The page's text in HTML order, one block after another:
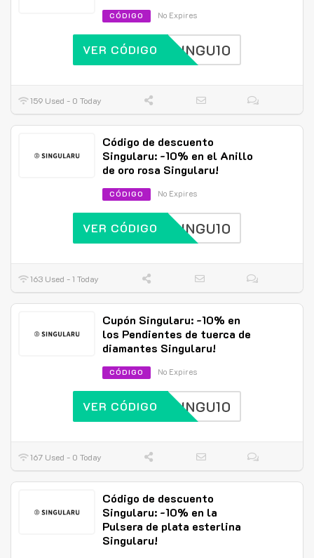
CÓDIGO No Expires
SINGU10
VER CÓDIGO
159 Used - 0 Today
Código de descuento
Singularu: -10% en el Anillo
de oro rosa Singularu!
CÓDIGO No Expires
SINGU10
VER CÓDIGO
163 Used - 1 Today
Cupón Singularu: -10% en
los Pendientes de tuerca de
diamantes Singularu!
CÓDIGO No Expires
SINGU10
VER CÓDIGO
167 Used - 0 Today
Código de descuento
Singularu: -10% en la
Pulsera de plata esterlina
Singularu!